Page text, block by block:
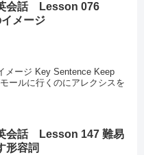
会話 Lesson 076
メージ
ージ Key Sentence Keep
ールに行くのにアレクシスを
会話 Lesson 147 難易
形容詞